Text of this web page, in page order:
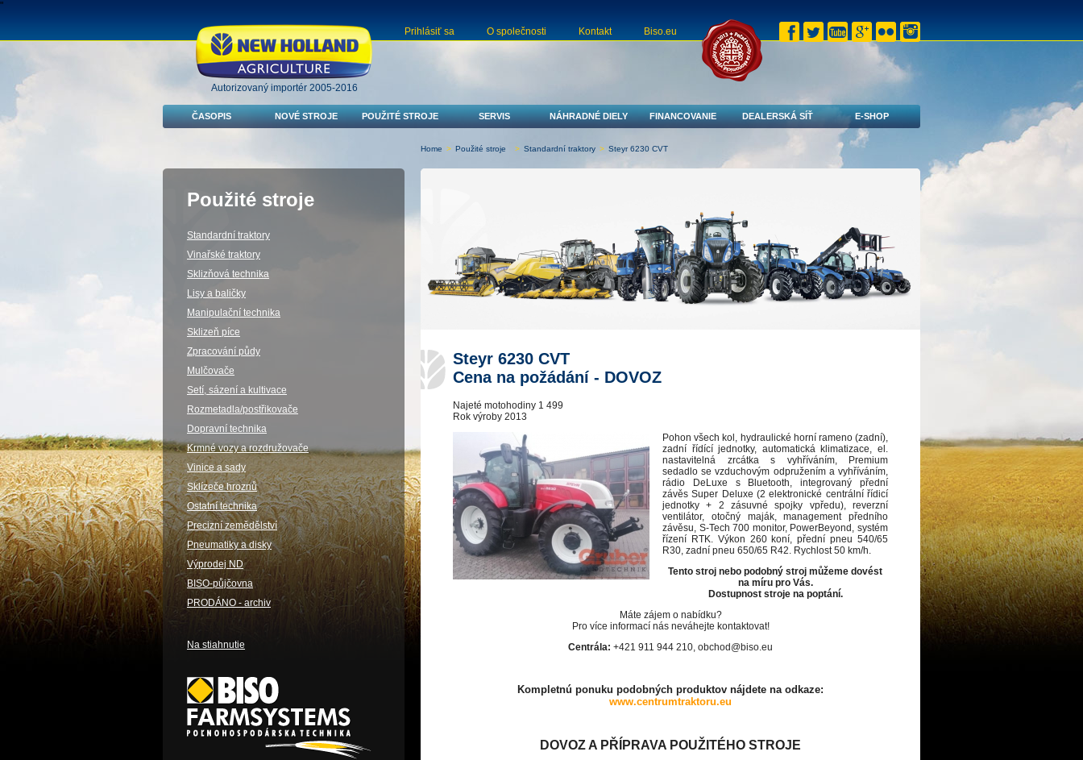
"
Autorizovaný importér 2005-2016
Prihlásiť sa O společnosti Kontakt Biso.eu
ČASOPIS NOVÉ STROJE POUŽITÉ STROJE SERVIS NÁHRADNÉ DIELY FINANCOVANIE DEALERSKÁ SÍŤ E-SHOP
Home > Použité stroje > Standardní traktory > Steyr 6230 CVT
Steyr 6230 CVT
Cena na požádání - DOVOZ
Najeté motohodiny 1 499
Rok výroby 2013
Pohon všech kol, hydraulické horní rameno (zadní),
zadní řídící jednotky, automatická klimatizace, el.
nastavitelná zrcátka s vyhříváním, Premium
sedadlo se vzduchovým odpružením a vyhříváním,
rádio DeLuxe s Bluetooth, integrovaný přední
závěs Super Deluxe (2 elektronické centrální řídicí
jednotky + 2 zásuvné spojky vpředu), reverzní
ventilátor, otočný maják, management předního
závěsu, S-Tech 700 monitor, PowerBeyond, systém
řízení RTK. Výkon 260 koní, přední pneu 540/65
R30, zadní pneu 650/65 R42. Rychlost 50 km/h.
Tento stroj nebo podobný stroj můžeme dovést
na míru pro Vás.
Dostupnost stroje na poptání.
Máte zájem o nabídku?
Pro více informací nás neváhejte kontaktovat!
Centrála: +421 911 944 210, obchod@biso.eu
Kompletnú ponuku podobných produktov nájdete na odkaze:
www.centrumtraktoru.eu
DOVOZ A PŘÍPRAVA POUŽITÉHO STROJE
Použité stroje
Standardní traktory
Vinařské traktory
Sklizňová technika
Lisy a baličky
Manipulační technika
Sklizeň píce
Zpracování půdy
Mulčovače
Setí, sázení a kultivace
Rozmetadla/postřikovače
Dopravní technika
Krmné vozy a rozdružovače
Vinice a sady
Sklízeče hroznů
Ostatní technika
Precizní zemědělství
Pneumatiky a disky
Výprodej ND
BISO-půjčovna
PRODÁNO - archiv
Na stiahnutie